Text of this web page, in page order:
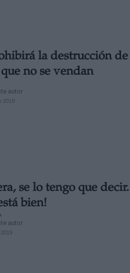
la destrucción de
no se vendan
autor
2019
se lo tengo que
bien!
autor